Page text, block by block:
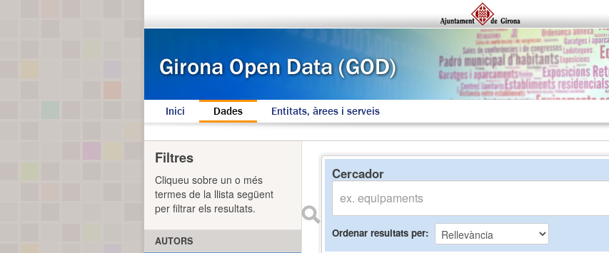
Inici Dades Entitats, àrees i serveis
Cercador
Ordenar resultats per
Filtres
Cliqueu sobre un o més
termes de la llista següent
per filtrar els resultats.
AUTORS